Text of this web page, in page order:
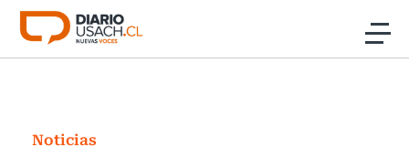
Click acá para ir directamente al contenido
Investigación
Noticias